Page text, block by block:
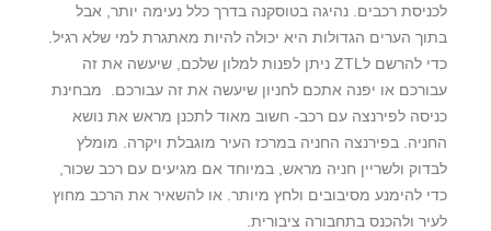
לכניסת רכבים. נהיגה בטוסקנה בדרך כלל נעימה יותר, אבל
בתוך הערים הגדולות היא יכולה להיות מאתגרת למי שלא רגיל.
כדי להרשם לZTL ניתן לפנות למלון שלכם, שיעשה את זה
עבורכם או יפנה אתכם לחניון שיעשה את זה עבורכם. מבחינת
כניסה לפירנצה עם רכב- חשוב מאוד לתכנן מראש את נושא
החניה. בפירנצה החניה במרכז העיר מוגבלת ויקרה. מומלץ
לבדוק ולשריין חניה מראש, במיוחד אם מגיעים עם רכב שכור,
כדי להימנע מסיבובים ולחץ מיותר. או להשאיר את הרכב מחוץ
לעיר ולהכנס בתחבורה ציבורית.